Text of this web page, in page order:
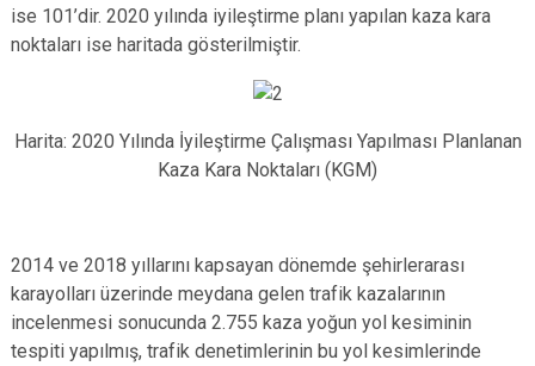
ise 101’dir. 2020 yılında iyileştirme planı yapılan kaza kara
noktaları ise haritada gösterilmiştir.
Harita: 2020 Yılında İyileştirme Çalışması Yapılması Planlanan
Kaza Kara Noktaları (KGM)
2014 ve 2018 yıllarını kapsayan dönemde şehirlerarası
karayolları üzerinde meydana gelen trafik kazalarının
incelenmesi sonucunda 2.755 kaza yoğun yol kesiminin
tespiti yapılmış, trafik denetimlerinin bu yol kesimlerinde